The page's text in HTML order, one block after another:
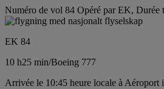
Numéro de vol 84 Opéré par EK, Durée
EK 84
10 h25 min/Boeing 777
Arrivée le 10:45 heure locale à